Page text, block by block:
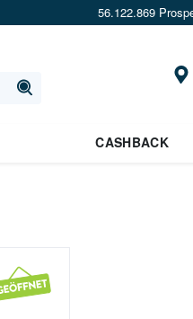
56.122.869
CASHBACK